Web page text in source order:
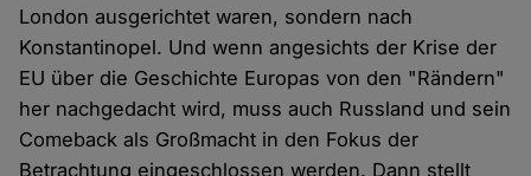
London ausgerichtet waren, sondern nach
Konstantinopel. Und wenn angesichts der Krise der
EU über die Geschichte Europas von den "Rändern"
her nachgedacht wird, muss auch Russland und sein
Comeback als Großmacht in den Fokus der
Betrachtung eingeschlossen werden. Dann stellt